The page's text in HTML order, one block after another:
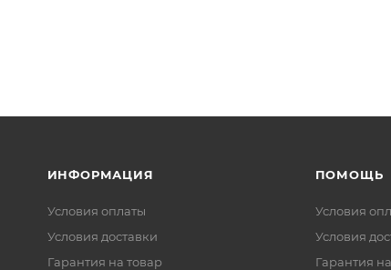
ИНФОРМАЦИЯ
Условия оплаты
Условия доставки
Гарантия на товар
ПОМОЩЬ
Условия
Условия
Гарантия